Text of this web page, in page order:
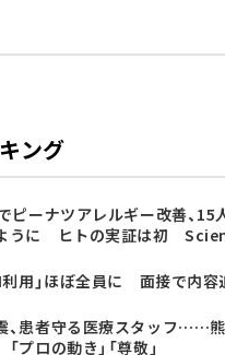
ング
でピーナツアレルギー改善、15
うに ヒトの実証は初
利用」ほぼ全員に 面接で内容
、患者守る医療スタッフ……
プロの動き」「尊敬」